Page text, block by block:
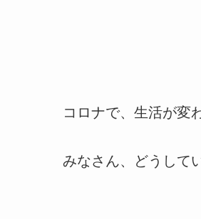
コロナで、生活が変
みなさん、どうして